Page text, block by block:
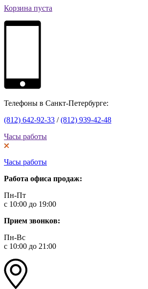
Корзина пуста
Телефоны в Санкт-Петербурге:
(812) 642-92-33 /(812) 939-42-48
Часы работы
Часы работы
Работа офиса продаж:
Пн-Пт
с 10:00 до 19:00
Прием звонков:
Пн-Вс
с 10:00 до 21:00